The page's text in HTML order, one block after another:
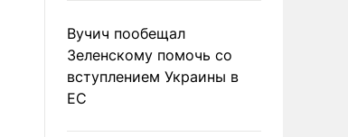
Вучич пообещал
Зеленскому помочь со
вступлением Украины в
ЕС